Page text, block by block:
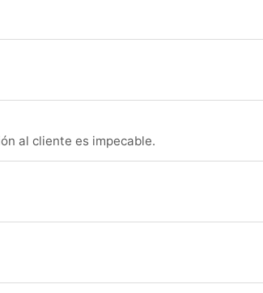
al cliente es impecable.